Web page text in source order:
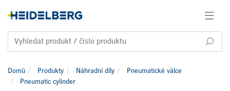
Domů Produkty Náhradní díly
Pneumatické válce
Pneumatic cylinder